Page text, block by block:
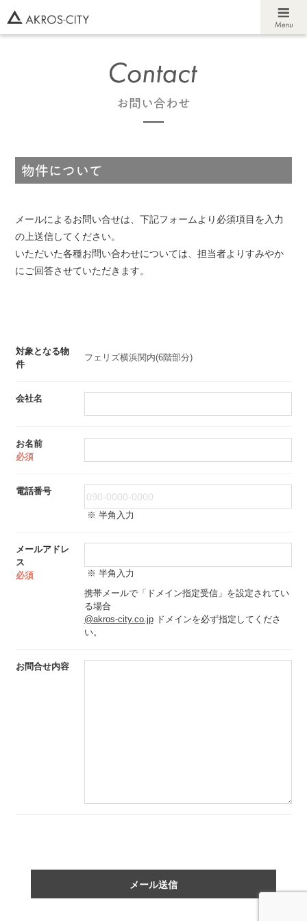
メールによるお問い合せは、下記フォームより必須項目を入力
の上送信してください。
いただいた各種お問い合わせについては、担当者よりすみやか
にご回答させていただきます。
対象となる物
件
フェリズ横浜関内(6階部分)
会社名
お名前
必須
電話番号
※ 半角入力
メールアドレ
ス
必須
※ 半角入力
携帯メールで「ドメイン指定受信」を設定されてい
る場合
@akros-city.co.jpドメインを必ず指定してくださ
い。
お問合せ内容